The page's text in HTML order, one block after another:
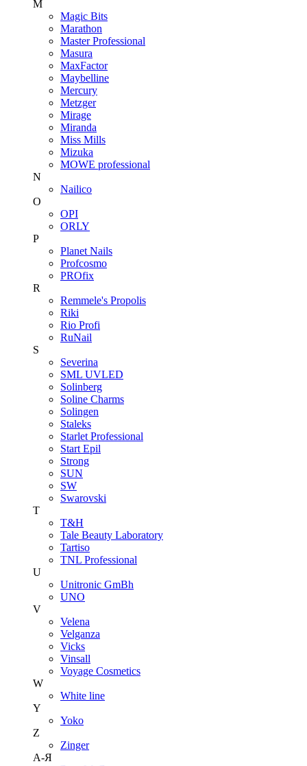
M
Magic Bits
Marathon
Master Professional
Masura
MaxFactor
Maybelline
Mercury
Metzger
Mirage
Miranda
Miss Mills
Mizuka
MOWE professional
N
Nailico
O
OPI
ORLY
P
Planet Nails
Profcosmo
PROfix
R
Remmele's Propolis
Riki
Rio Profi
RuNail
S
Severina
SML UVLED
Solinberg
Soline Charms
Solingen
Staleks
Starlet Professional
Start Epil
Strong
SUN
SW
Swarovski
T
T&H
Tale Beauty Laboratory
Tartiso
TNL Professional
U
Unitroniс GmBh
UNO
V
Velena
Velganza
Vicks
Vinsall
Voyage Cosmetics
W
White line
Y
Yoko
Z
Zinger
А-Я